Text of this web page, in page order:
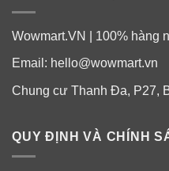
Wowmart.VN | 100% hàng
Email: hello@wowmart.vn
Chung cư Thanh Đa, P27,
QUY ĐỊNH VÀ CHÍNH